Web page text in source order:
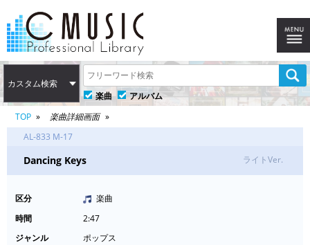
カスタム検索
楽曲
アルバム
TOP
楽曲詳細画面
AL-833 M-17
Dancing Keys ライトVer.
区分
楽曲
時間
2:47
ジャンル
ポップス